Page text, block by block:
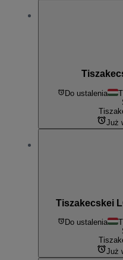
Do ustalenia
Już
Tiszakecskei
Do ustalenia
Już